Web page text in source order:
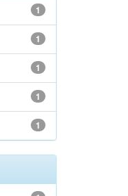
1
1
1
1
1